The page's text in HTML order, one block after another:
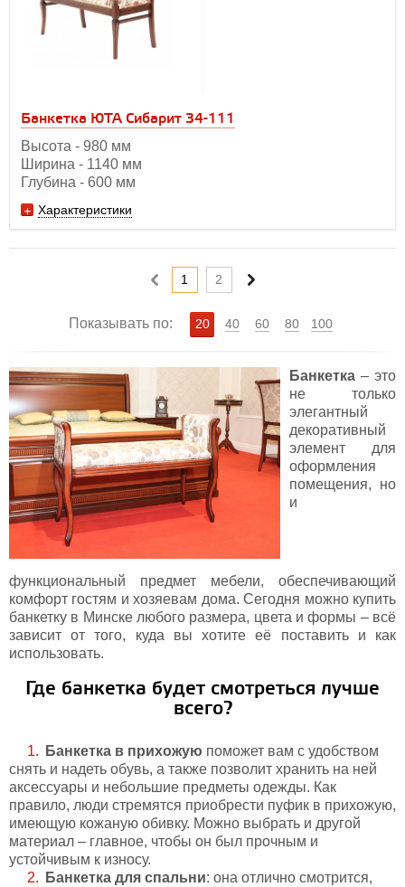
Банкетка ЮТА Сибарит 34-111
Высота - 980 мм
Ширина - 1140 мм
Глубина - 600 мм
Характеристики
1 2
Показывать по: 20 40 60 80 100
Банкетка – это
не только
элегантный
декоративный
элемент для
оформления
помещения, но
и
функциональный предмет мебели, обеспечивающий
комфорт гостям и хозяевам дома. Сегодня можно купить
банкетку в Минске любого размера, цвета и формы – всё
зависит от того, куда вы хотите её поставить и как
использовать.
Где банкетка будет смотреться лучше
всего?
Банкетка в прихожую поможет вам с удобством
снять и надеть обувь, а также позволит хранить на ней
аксессуары и небольшие предметы одежды. Как
правило, люди стремятся приобрести пуфик в прихожую,
имеющую кожаную обивку. Можно выбрать и другой
материал – главное, чтобы он был прочным и
устойчивым к износу.
Банкетка для спальни: она отлично смотрится,